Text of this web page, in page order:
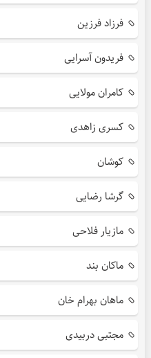
فرزاد فرزین
فریدون آسرایی
کامران مولایی
کسری زاهدی
کوشان
گرشا رضایی
مازیار فلاحی
ماکان بند
ماهان بهرام خان
مجتبی دربیدی